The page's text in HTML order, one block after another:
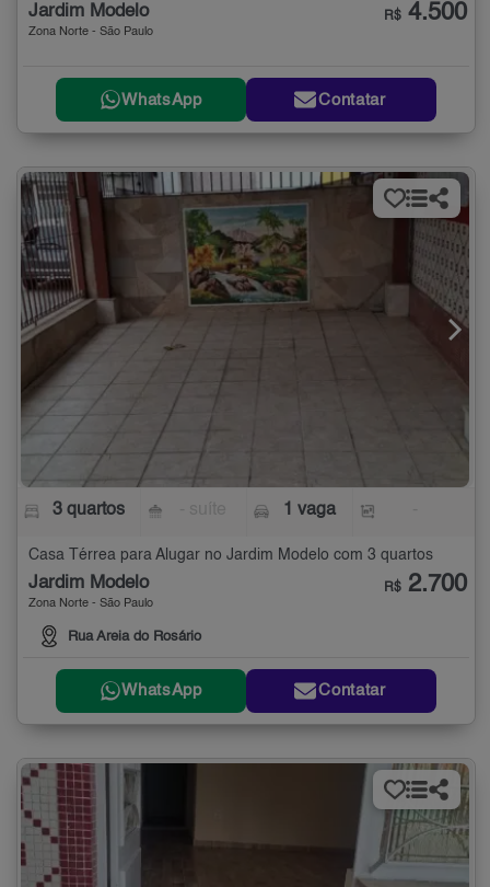
Jardim Modelo
Zona Norte - São Paulo
R$ 4.500
WhatsApp Contatar
3 quartos 1 vaga
Casa Térrea para Alugar no Jardim Modelo com 3 quartos
Jardim Modelo
Zona Norte - São Paulo
Rua Areia do Rosário
R$ 2.700
WhatsApp Contatar